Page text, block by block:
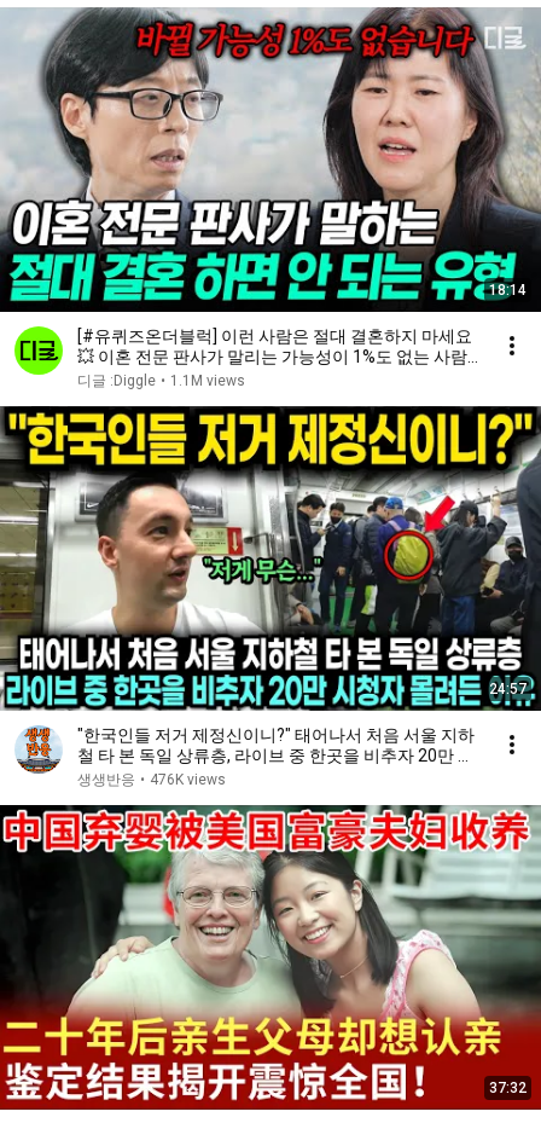
18:14
[#유퀴즈온더블럭] 이런 사람은 절대 결혼하지 마세요
💥 이혼 전문 판사가 말리는 가능성이 1%도 없는 사람
들🚨
디글 :Diggle • 1.1M views
24:57
"한국인들 저거 제정신이니?" 태어나서 처음 서울 지하
철 타 본 독일 상류층, 라이브 중 한곳을 비추자 20만 시
청자 몰려든 이유
생생반응 • 476K views
37:32